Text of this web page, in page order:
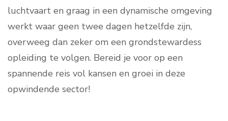
luchtvaart en graag in een dynamische omgeving
werkt waar geen twee dagen hetzelfde zijn,
overweeg dan zeker om een grondstewardess
opleiding te volgen. Bereid je voor op een
spannende reis vol kansen en groei in deze
opwindende sector!